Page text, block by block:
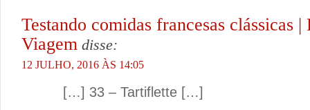
Testando comidas francesas clássicas |
Viagem disse:
12 JULHO, 2016 ÀS 14:05
[…] 33 – Tartiflette […]